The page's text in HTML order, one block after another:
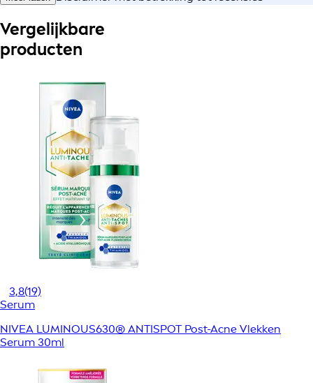
Vergelijkbare
producten
3,8(19)
Serum
NIVEA LUMINOUS630® ANTISPOT Post-Acne Vlekken
Serum 30ml